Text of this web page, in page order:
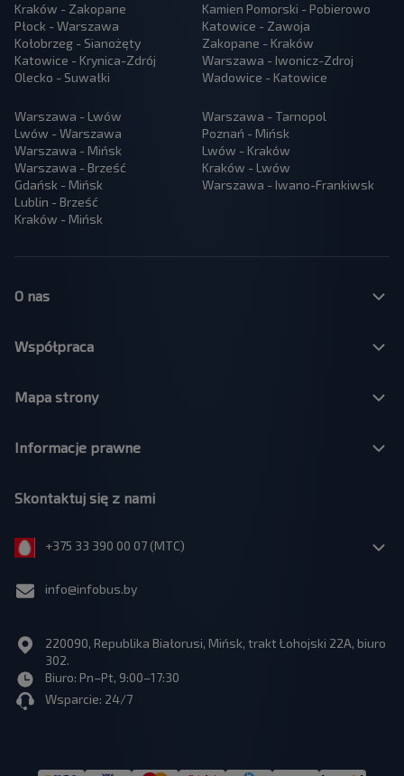
Kraków - Zakopane
Płock - Warszawa
Kołobrzeg - Sianożęty
Katowice - Krynica-Zdrój
Olecko - Suwałki
Kamien Pomorski - Pobierowo
Katowice - Zawoja
Zakopane - Kraków
Warszawa - Iwonicz-Zdroj
Wadowice - Katowice
Warszawa - Lwów
Lwów - Warszawa
Warszawa - Mińsk
Warszawa - Brześć
Gdańsk - Mińsk
Lublin - Brześć
Kraków - Mińsk
Warszawa - Tarnopol
Poznań - Mińsk
Lwów - Kraków
Kraków - Lwów
Warszawa - Iwano-Frankiwsk
O nas
Współpraca
Mapa strony
Informacje prawne
Skontaktuj się z nami
+375 33 390 00 07 (МТС)
info@infobus.by
220090, Republika Białorusi, Mińsk, trakt Łohojski 22A, biuro
302.
Biuro: Pn–Pt, 9:00–17:30
Wsparcie: 24/7